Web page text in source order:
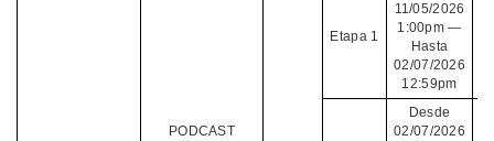
PODCAST
Etapa 1
11/05/2026
1:00pm —
Hasta
02/07/2026
12:59pm
Desde
02/07/2026